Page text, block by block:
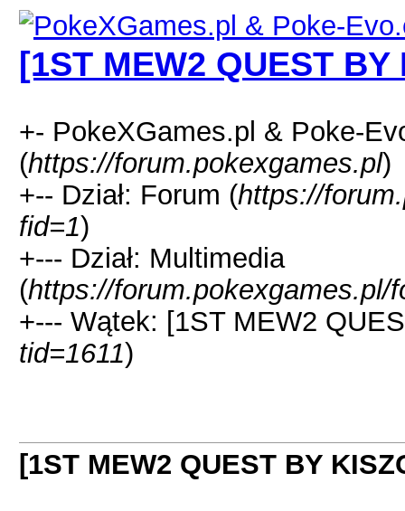
[1ST MEW2 QUEST BY
+- PokeXGames.pl & Poke-
(https://forum.pokexgames.pl)
+-- Dział: Forum (https://
fid=1)
+--- Dział: Multimedia
(https://forum.pokexgames.pl/
+--- Wątek: [1ST MEW2
tid=1611)
[1ST MEW2 QUEST BY